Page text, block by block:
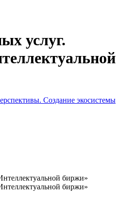
услуг.
Создание экосистемы
биржи»
биржи»